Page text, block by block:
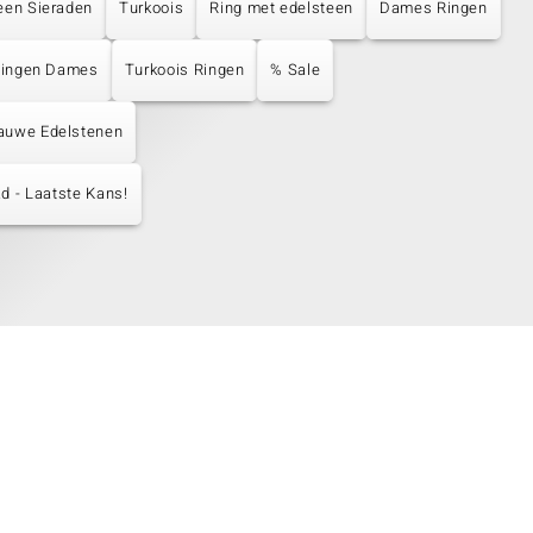
Sieraden Turkoois Ring met edelsteen Dames Ringen
Dames Turkoois Ringen % Sale
Edelstenen
- Laatste Kans!